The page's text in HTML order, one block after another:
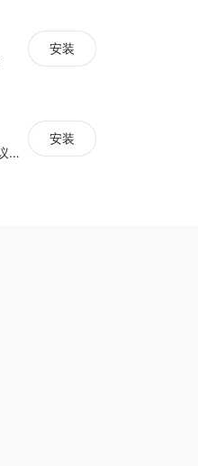
安装
该应用可以和UseePay的争议中心打通,消费者通过争议中心可以及时的看到订单状态和物流状态,减少因为信息没有及时同步给消费者而产生的拒付.风控数据采集.
安装